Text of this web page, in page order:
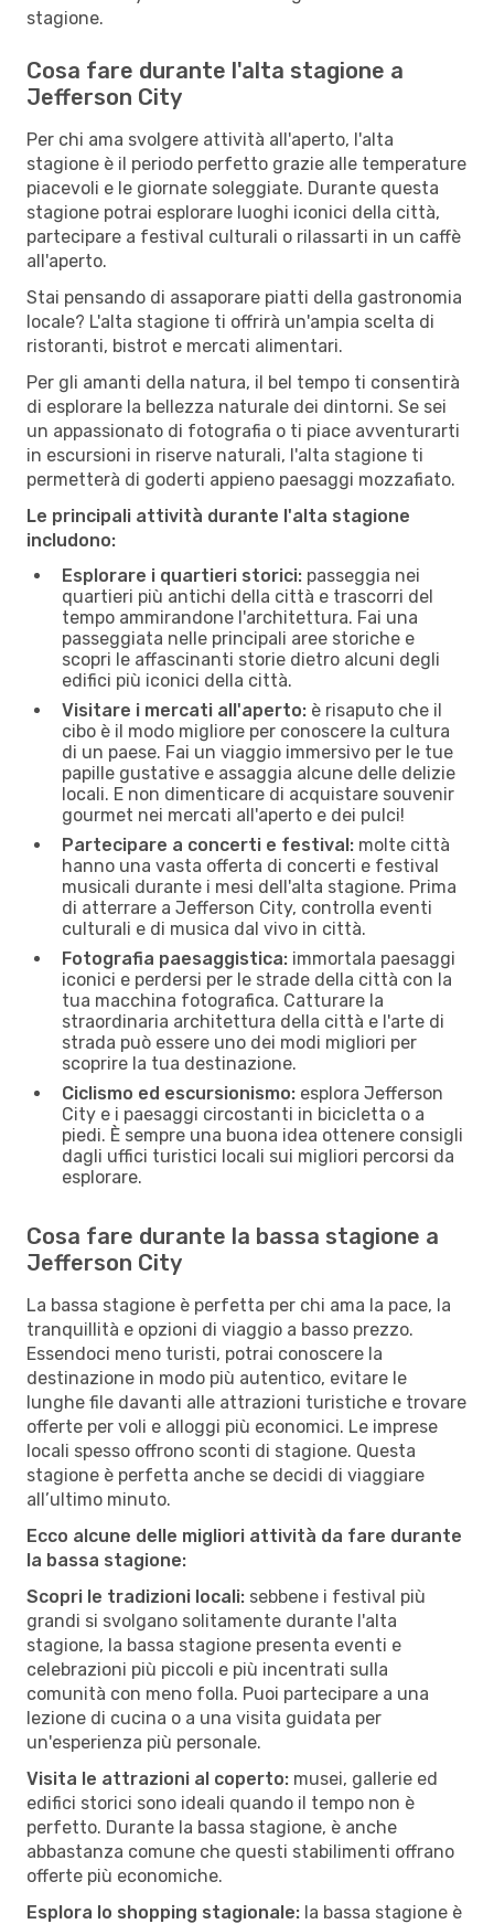
stagione.
Cosa fare durante l'alta stagione a
Jefferson City
Per chi ama svolgere attività all'aperto, l'alta
stagione è il periodo perfetto grazie alle temperature
piacevoli e le giornate soleggiate. Durante questa
stagione potrai esplorare luoghi iconici della città,
partecipare a festival culturali o rilassarti in un caffè
all'aperto.
Stai pensando di assaporare piatti della gastronomia
locale? L'alta stagione ti offrirà un'ampia scelta di
ristoranti, bistrot e mercati alimentari.
Per gli amanti della natura, il bel tempo ti consentirà
di esplorare la bellezza naturale dei dintorni. Se sei
un appassionato di fotografia o ti piace avventurarti
in escursioni in riserve naturali, l'alta stagione ti
permetterà di goderti appieno paesaggi mozzafiato.
Le principali attività durante l'alta stagione
includono:
Esplorare i quartieri storici: passeggia nei
quartieri più antichi della città e trascorri del
tempo ammirandone l'architettura. Fai una
passeggiata nelle principali aree storiche e
scopri le affascinanti storie dietro alcuni degli
edifici più iconici della città.
Visitare i mercati all'aperto: è risaputo che il
cibo è il modo migliore per conoscere la cultura
di un paese. Fai un viaggio immersivo per le tue
papille gustative e assaggia alcune delle delizie
locali. E non dimenticare di acquistare souvenir
gourmet nei mercati all'aperto e dei pulci!
Partecipare a concerti e festival: molte città
hanno una vasta offerta di concerti e festival
musicali durante i mesi dell'alta stagione. Prima
di atterrare a Jefferson City, controlla eventi
culturali e di musica dal vivo in città.
Fotografia paesaggistica: immortala paesaggi
iconici e perdersi per le strade della città con la
tua macchina fotografica. Catturare la
straordinaria architettura della città e l'arte di
strada può essere uno dei modi migliori per
scoprire la tua destinazione.
Ciclismo ed escursionismo: esplora Jefferson
City e i paesaggi circostanti in bicicletta o a
piedi. È sempre una buona idea ottenere consigli
dagli uffici turistici locali sui migliori percorsi da
esplorare.
Cosa fare durante la bassa stagione a
Jefferson City
La bassa stagione è perfetta per chi ama la pace, la
tranquillità e opzioni di viaggio a basso prezzo.
Essendoci meno turisti, potrai conoscere la
destinazione in modo più autentico, evitare le
lunghe file davanti alle attrazioni turistiche e trovare
offerte per voli e alloggi più economici. Le imprese
locali spesso offrono sconti di stagione. Questa
stagione è perfetta anche se decidi di viaggiare
all’ultimo minuto.
Ecco alcune delle migliori attività da fare durante
la bassa stagione:
Scopri le tradizioni locali: sebbene i festival più
grandi si svolgano solitamente durante l'alta
stagione, la bassa stagione presenta eventi e
celebrazioni più piccoli e più incentrati sulla
comunità con meno folla. Puoi partecipare a una
lezione di cucina o a una visita guidata per
un'esperienza più personale.
Visita le attrazioni al coperto: musei, gallerie ed
edifici storici sono ideali quando il tempo non è
perfetto. Durante la bassa stagione, è anche
abbastanza comune che questi stabilimenti offrano
offerte più economiche.
Esplora lo shopping stagionale: la bassa stagione è